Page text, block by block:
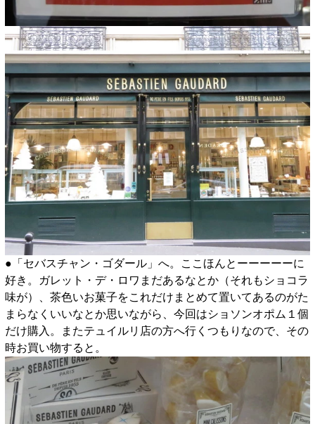
●「セバスチャン・ゴダール」へ。ここほんとーーーーーに
好き。ガレット・デ・ロワまだあるなとか（それもショコラ
味が）、茶色いお菓子をこれだけまとめて置いてあるのがた
まらなくいいなとか思いながら、今回はショソンオポム１個
だけ購入。またテュイルリ店の方へ行くつもりなので、その
時お買い物すると。